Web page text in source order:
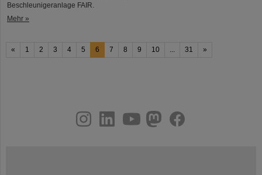
Beschleunigeranlage FAIR.
Mehr »
« 1 2 3 4 5 6 7 8 9 10 31 »
youtubehelmholtz.socialfacebook